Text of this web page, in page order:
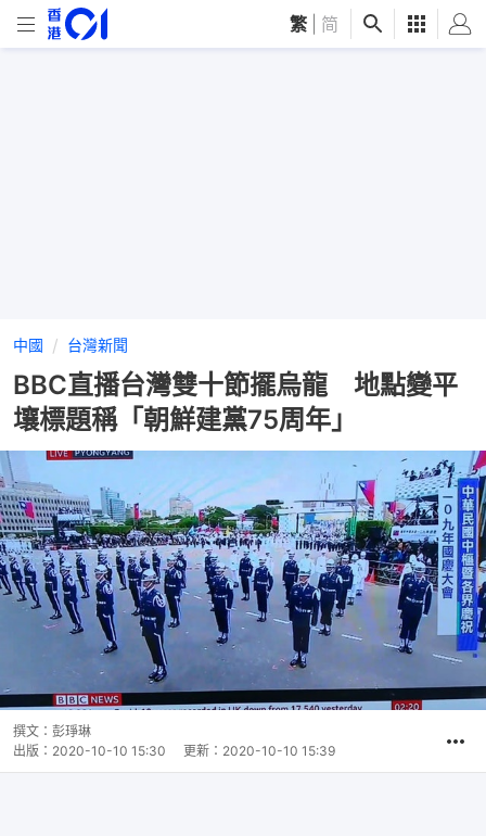
繁 简
中國 台灣新聞
BBC直播台灣雙十節擺烏龍 地點變平
壤標題稱「朝鮮建黨75周年」
撰文： 彭琤琳
出版： 2020-10-10 15:30 更新： 2020-10-10 15:39